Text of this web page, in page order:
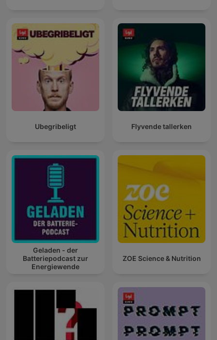
Ubegribeligt Flyvende tallerken
Geladen - der
Batteriepodcast zur
Energiewende
ZOE Science & Nutrition